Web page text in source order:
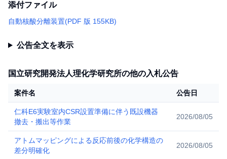
添付ファイル
自動核酸分離装置(PDF 版 155KB)
公告全文を表示
国立研究開発法人理化学研究所の他の入札公告
案件名 公告日
仁科E6実験室内CSR設置準備に伴う既設機器
撤去・搬出等作業
2026/08/05
アトムマッピングによる反応前後の化学構造の
差分明確化
2026/08/05